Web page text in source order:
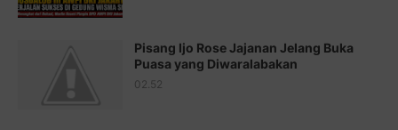
Juz 21 ⇨http://j.mp/2b8VcBO
http://j.mp/2bFRxNP
http://j.mp/2brItxm
Pisang Ijo Rose Jajanan Jelang Buka
Puasa yang Diwaralabakan
02.52